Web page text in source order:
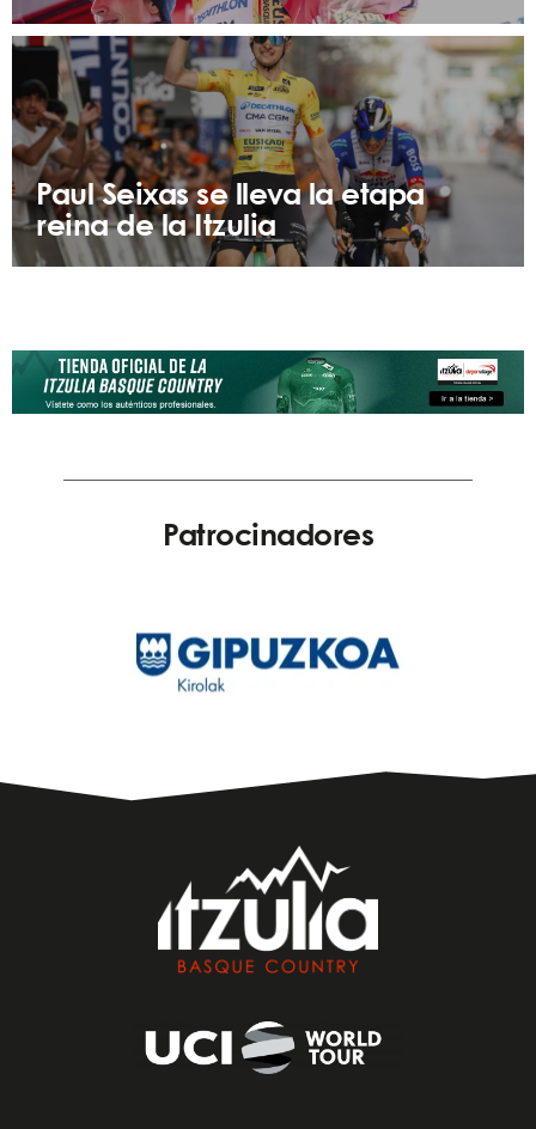
Paul Seixas se lleva la etapa
reina de la Itzulia
Patrocinadores